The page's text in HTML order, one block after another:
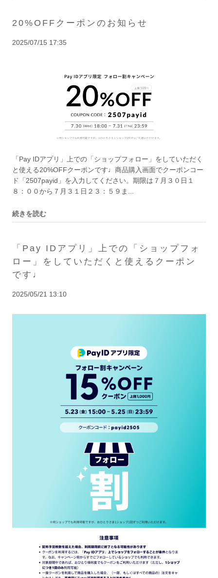
20%OFFクーポンのお知らせ
2025/07/15 17:35
「Pay IDアプリ」上での「ショップフォロー」をしていただく
と使える20%OFFクーポンです♩商品購入画面でクーポンコー
ド「2507payid」を入力してください。期限は７月３０日１
８：００から７月３１日２３：５９ま...
続きを読む
「Pay IDアプリ」上での「ショップフォ
ロー」をしていただくと使えるクーポン
です♩
2025/05/21 13:10